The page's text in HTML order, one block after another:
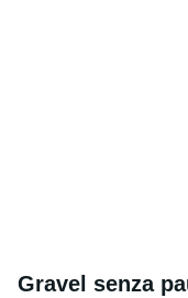
Gravel senza